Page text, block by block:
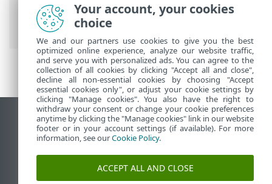
境設定> アップデート> モジュールアップ
デート
デスクトップサイトの表示
End of Life
ESETナレッジベース
ESETフォーラム
Your account, your cookies
choice
We and our partners use cookies to give you the best
optimized online experience, analyze our website traffic,
and serve you with personalized ads. You can agree to the
collection of all cookies by clicking "Accept all and close",
decline all non-essential cookies by choosing "Accept
essential cookies only", or adjust your cookie settings by
clicking "Manage cookies". You also have the right to
withdraw your consent or change your cookie preferences
anytime by clicking the "Manage cookies" link in our website
footer or in your account settings (if available). For more
information, see ourCookie Policy.
ACCEPT ALL AND CLOSE